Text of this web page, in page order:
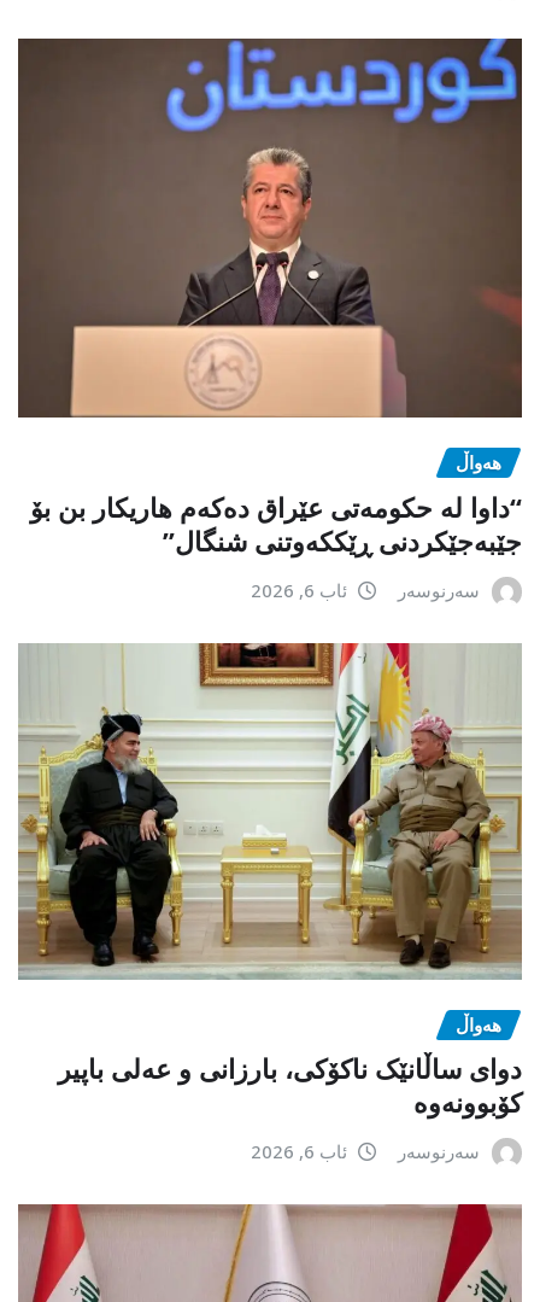
هەواڵ
“داوا لە حكومەتی عێراق دەكەم هاریكار بن بۆ
جێبەجێكردنی ڕێككەوتنی شنگال”
سەرنوسەر ئاب 6, 2026
هەواڵ
دوای ساڵانێک ناکۆکی، بارزانی و عەلی باپیر
کۆبوونەوە
سەرنوسەر ئاب 6, 2026